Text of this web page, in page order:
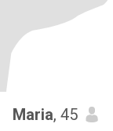
Maria, 45